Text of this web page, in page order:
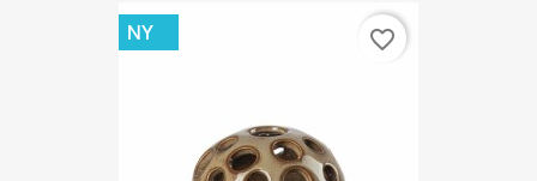
NY favorite_border